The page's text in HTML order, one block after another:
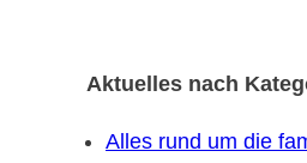
Aktuelles nach
Alles rund um die